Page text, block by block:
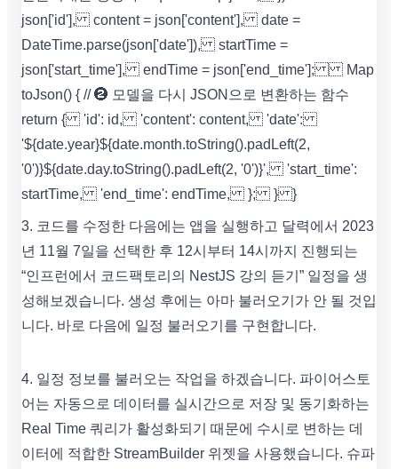
json['id'], content = json['content'], date =
DateTime.parse(json['date']), startTime =
json['start_time'], endTime = json['end_time']; Map
toJson() { // ➋ 모델을 다시 JSON으로 변환하는 함수
return { 'id': id, 'content': content, 'date':
'${date.year}${date.month.toString().padLeft(2,
'0')}${date.day.toString().padLeft(2, '0')}', 'start_time':
startTime, 'end_time': endTime, }; } }
3. 코드를 수정한 다음에는 앱을 실행하고 달력에서 2023
년 11월 7일을 선택한 후 12시부터 14시까지 진행되는
“인프런에서 코드팩토리의 NestJS 강의 듣기” 일정을 생
성해보겠습니다. 생성 후에는 아마 불러오기가 안 될 것입
니다. 바로 다음에 일정 불러오기를 구현합니다.
4. 일정 정보를 불러오는 작업을 하겠습니다. 파이어스토
어는 자동으로 데이터를 실시간으로 저장 및 동기화하는
Real Time 쿼리가 활성화되기 때문에 수시로 변하는 데
이터에 적합한 StreamBuilder 위젯을 사용했습니다. 슈파